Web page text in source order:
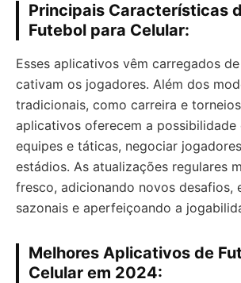
Principais Características
Futebol para Celular:
Esses aplicativos vêm carregados
cativam os jogadores. Além dos
tradicionais, como carreira e
aplicativos oferecem a possibilidade
equipes e táticas, negociar
estádios. As atualizações regulares
fresco, adicionando novos desafios,
sazonais e aperfeiçoando a
Melhores Aplicativos de
Celular em 2024: